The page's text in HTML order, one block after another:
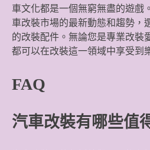
車文化都是一個無窮無盡的遊戲
車改裝市場的最新動態和趨勢，
的改裝配件。無論您是專業改裝
都可以在改裝這一領域中享受到
FAQ
汽車改裝有哪些值